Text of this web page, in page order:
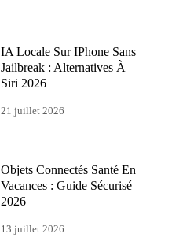
IA Locale Sur IPhone Sans
Jailbreak : Alternatives À
Siri 2026
21 juillet 2026
Objets Connectés Santé En
Vacances : Guide Sécurisé
2026
13 juillet 2026